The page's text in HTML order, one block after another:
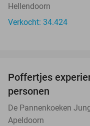
Hellendoorn
Verkocht: 34.424
Poffertjes
personen
De Pannenkoeken
Apeldoorn